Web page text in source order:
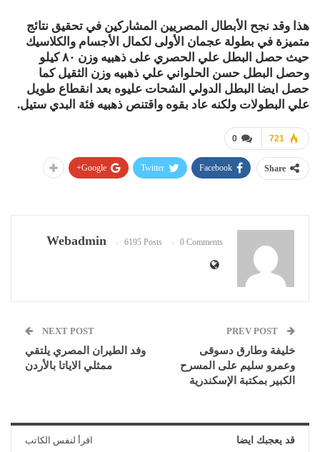
هذا وقد نجح الأبطال المصريين المشاركين في تحقيق نتائج
متميزة في بطولة عجمان الأولى لكمال الأجسام والكلاسيك
حيث حصل البطل علي الحصري على ذهبيه وزن ٨٠ كيلو
وحصل البطل حسن الحلواني علي ذهبيه وزن الثقيل كما
حصل ايضا البطل الدولي الشحات عليوه بعد انقطاع طويل
علي البطولات ولكنه عاد بقوه واقتنص ذهبيه فئة البدي ستيل.
0 721
Share
Facebook
Twitter
Google+
Webadmin 6195 Posts 0 Comments
خليفة وطارق دسوقى
وعمرو سليم على المسرح
الكبير بمكتبة الإسكندرية
NEXT POST
وفد الطيران المصري يلتقي
ممثلي الاياتا بالأردن
قد يعجبك ايضا اقرأ لنفس الكاتب